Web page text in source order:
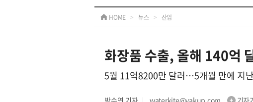
HOME > 뉴스 > 산업
화장품 수출, 올해 140억
5월 11억8200만 달러…5개월 만에 지
박수연 기자 waterkite@yakup.com 기자